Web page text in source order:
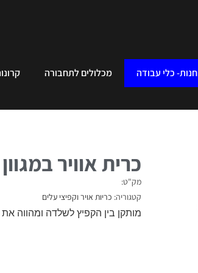
חנות- כלי עבודה מכלולים לתחבורה
כרית אוויר
מק"ט:
קטגוריה: כריות אויר וקפיצי עלים
מותקן בין הקפיץ לשלדה ומהווה